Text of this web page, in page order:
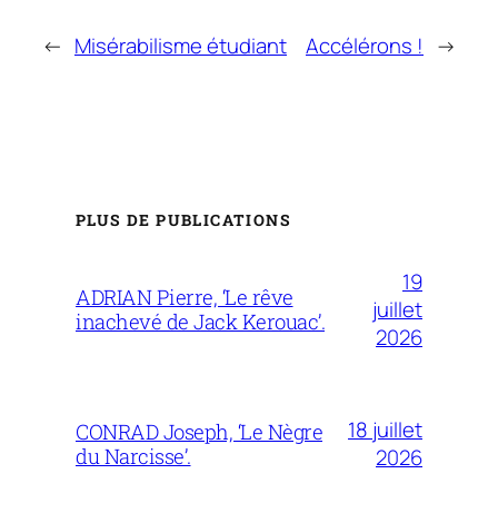
← Misérabilisme étudiant Accélérons ! →
PLUS DE PUBLICATIONS
ADRIAN Pierre, ‘Le rêve
inachevé de Jack Kerouac’.
19
juillet
2026
CONRAD Joseph, ‘Le Nègre
du Narcisse’.
18 juillet
2026